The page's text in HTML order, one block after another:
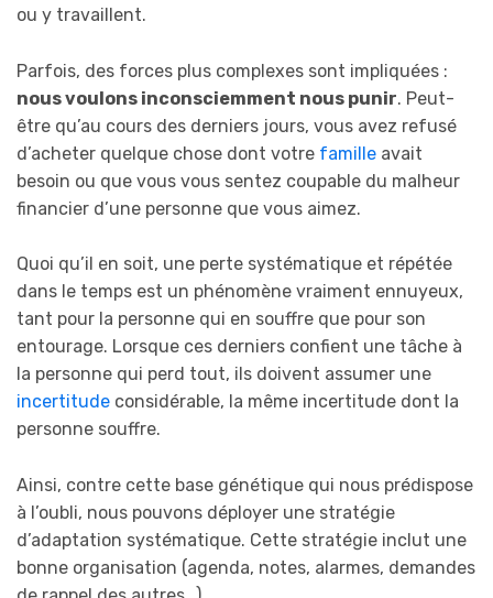
ou y travaillent.
Parfois, des forces plus complexes sont impliquées :
nous voulons inconsciemment nous punir. Peut-
être qu’au cours des derniers jours, vous avez refusé
d’acheter quelque chose dont votre famille avait
besoin ou que vous vous sentez coupable du malheur
financier d’une personne que vous aimez.
Quoi qu’il en soit, une perte systématique et répétée
dans le temps est un phénomène vraiment ennuyeux,
tant pour la personne qui en souffre que pour son
entourage. Lorsque ces derniers confient une tâche à
la personne qui perd tout, ils doivent assumer une
incertitude considérable, la même incertitude dont la
personne souffre.
Ainsi, contre cette base génétique qui nous prédispose
à l’oubli, nous pouvons déployer une stratégie
d’adaptation systématique. Cette stratégie inclut une
bonne organisation (agenda, notes, alarmes, demandes